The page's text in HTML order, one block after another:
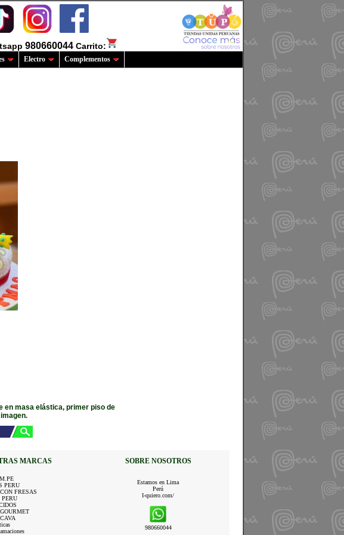
980660044 Carrito:
Electro Complementos
en masa elástica, primer piso de
MARCAS SOBRE NOSOTROS
PERU
FRESAS
PERU
Estamos en Lima
Perú
I-quiero.com/
980660044